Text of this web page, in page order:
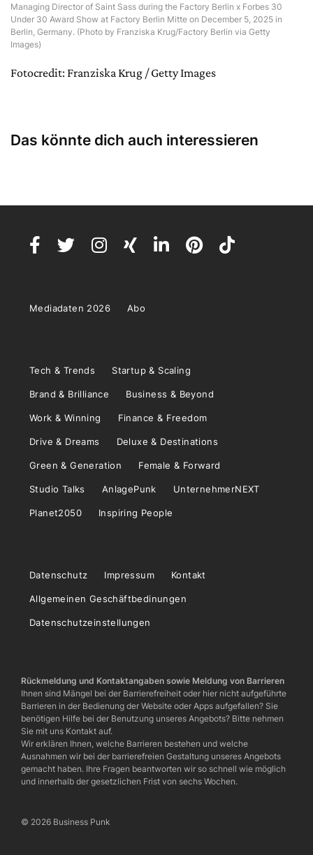
Managing Director of Saint Sass during the Factory Berlin x Forbes 30
Under 30 Award Show at Factory Berlin Mitte on December 5, 2025 in
Berlin, Germany. (Photo by Franziska Krug/Factory Berlin via Getty
Images)
Fotocredit: Franziska Krug / Getty Images
Das könnte dich auch interessieren
Mediadaten 2026 Abo
Tech & Trends Startup & Scaling
Brand & Brilliance Business & Beyond
Work & Winning Finance & Freedom
Drive & Dreams Deluxe & Destinations
Green & Generation Female & Forward
Studio Talks AnlagePunk UnternehmerNEXT
Planet2050 Inspiring People
Datenschutz Impressum Kontakt
Allgemeinen Geschäftbedinungen
Datenschutzeinstellungen
Rückmeldung und Kontaktangaben sowie Meldung von Barrieren
Ihnen sind Mängel bei der Barrierefreiheit oder hier nicht aufgeführte
Barrieren in der Bedienung der Website oder Apps aufgefallen? Sie
benötigen Hilfe bei der Benutzung unseres Angebots? Bitte nehmen
Sie mit uns Kontakt auf.
Wir erklären Ihnen, welche Barrieren bestehen und welche
Ausnahmen wir bei der barrierefreien Gestaltung unseres Angebots
gemacht haben. Ihre Fragen beantworten wir so schnell wie möglich
und innerhalb der gesetzlichen Frist von sechs Wochen.
© 2026 Business Punk